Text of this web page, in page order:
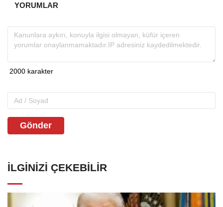
YORUMLAR
Gönder
İLGINIZI ÇEKEBILIR